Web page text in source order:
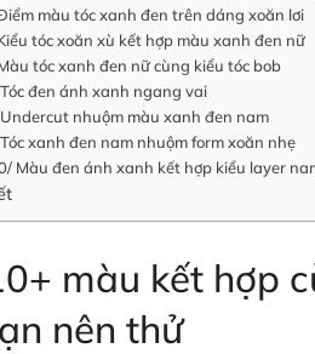
màu tóc xanh đen trên dáng xoăn lơi
tóc xoăn xù kết hợp màu xanh đen nữ
tóc xanh đen nữ cùng kiểu tóc bob
đen ánh xanh ngang vai
nhuộm màu xanh đen nam
xanh đen nam nhuộm form xoăn nhẹ
Màu đen ánh xanh kết hợp kiểu layer
màu kết hợp
nên thử